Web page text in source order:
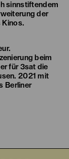
sinnstiftendem
der
Kinos.
beim
für 3sat die
2021 mit
Berliner